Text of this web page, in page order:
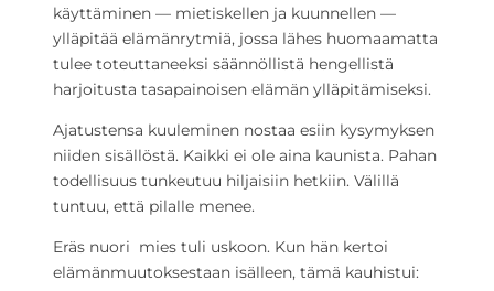
käyttäminen — mietiskellen ja kuunnellen —
ylläpitää elämänrytmiä, jossa lähes huomaamatta
tulee toteuttaneeksi säännöllistä hengellistä
harjoitusta tasapainoisen elämän ylläpitämiseksi.
Ajatustensa kuuleminen nostaa esiin kysymyksen
niiden sisällöstä. Kaikki ei ole aina kaunista. Pahan
todellisuus tunkeutuu hiljaisiin hetkiin. Välillä
tuntuu, että pilalle menee.
Eräs nuori mies tuli uskoon. Kun hän kertoi
elämänmuutoksestaan isälleen, tämä kauhistui: